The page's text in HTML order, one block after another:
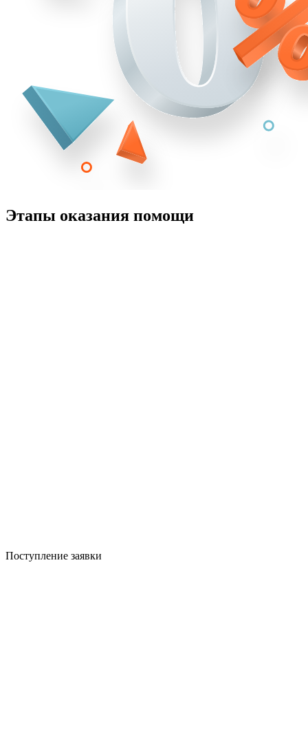
Этапы оказания помощи
Поступление заявки